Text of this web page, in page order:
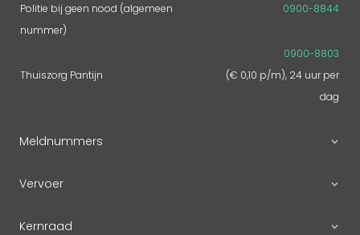
Politie bij geen nood (algemeen
nummer)
0900-8844
Thuiszorg Pantijn
0900-8803
(€ 0,10 p/m), 24 uur per
dag
Meldnummers
Vervoer
Kernraad